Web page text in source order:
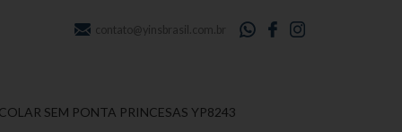
contato@yinsbrasil.com.br
SEM PONTA PRINCESAS YP8243